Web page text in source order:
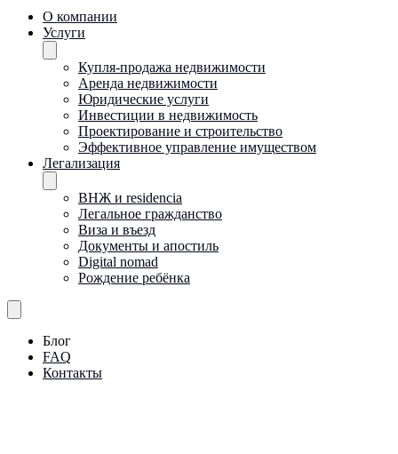
О компании
Услуги
Купля-продажа недвижимости
Аренда недвижимости
Юридические услуги
Инвестиции в недвижимость
Проектирование и строительство
Эффективное управление имуществом
Легализация
ВНЖ и residencia
Легальное гражданство
Виза и въезд
Документы и апостиль
Digital nomad
Рождение ребёнка
Блог
FAQ
Контакты